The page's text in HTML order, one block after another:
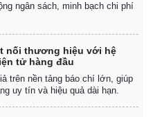
ngân sách, minh bạch chi phí
nối thương hiệu với hệ
tử hàng đầu
trên nền tảng báo chí lớn, giúp
uy tín và hiệu quả dài hạn.